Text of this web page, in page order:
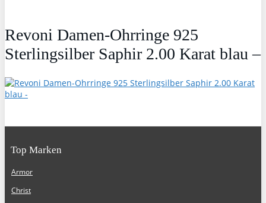
Revoni Damen-Ohrringe 925
Sterlingsilber Saphir 2.00 Karat blau –
Top Marken
Armor
Christ